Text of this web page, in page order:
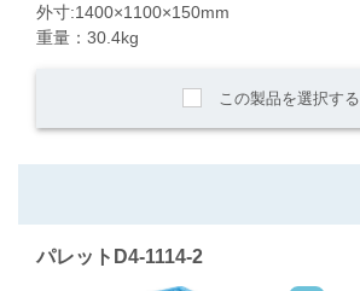
外寸:1400×1100×150mm
重量：30.4kg
この製品を選択する
パレットD4-1114-2